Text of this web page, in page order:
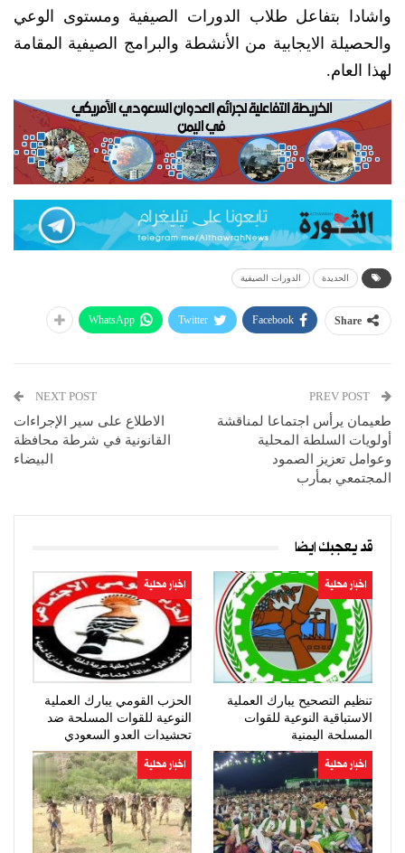
واشادا بتفاعل طلاب الدورات الصيفية ومستوى الوعي
والحصيلة الايجابية من الأنشطة والبرامج الصيفية المقامة
لهذا العام.
الحديدة الدورات الصيفية
Share
Facebook
Twitter
WhatsApp
طعيمان يرأس اجتماعا لمناقشة
أولويات السلطة المحلية
وعوامل تعزيز الصمود
المجتمعي بمأرب
NEXT POST
الاطلاع على سير الإجراءات
القانونية في شرطة محافظة
البيضاء
قد يعجبك ايضا
اخبار محلية
تنظيم التصحيح يبارك العملية
الاستباقية النوعية للقوات
المسلحة اليمنية
اخبار محلية
الحزب القومي يبارك العملية
النوعية للقوات المسلحة ضد
تحشيدات العدو السعودي
اخبار محلية اخبار محلية